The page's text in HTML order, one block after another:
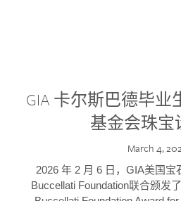
GIA 卡尔斯巴德毕
基金会珠宝
March 4,
2026 年 2 月 6 日，GIA美国宝
Buccellati Foundation联合颁发